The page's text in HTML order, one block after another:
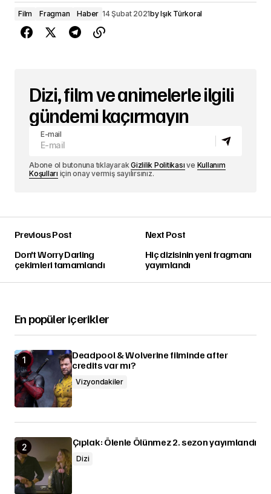
Film Fragman Haber 14 Şubat 2021byIşık Türkoral
Dizi, film ve animelerle ilgili
gündemi kaçırmayın
E-mail
Abone ol butonuna tıklayarakGizlilik Politikası ve Kullanım
Koşulları için onay vermiş sayılırsınız.
Previous Post
Don't Worry Darling
çekimleri tamamlandı
Next Post
Hiç dizisinin yeni fragmanı
yayımlandı
En popüler içerikler
Deadpool & Wolverine filminde after
credits var mı?
Vizyondakiler
Çıplak: Ölenle Ölünmez 2. sezon yayımlandı
Dizi